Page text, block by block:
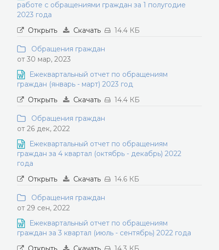
работе с обращениями граждан за 1 полугодие
2023 года
Открыть
Скачать 14.4 КБ
Обращения граждан
от 30 мар, 2023
Ежеквартальный отчет по обращениям
граждан (январь - март) 2023 год
Открыть
Скачать 14.4 КБ
Обращения граждан
от 26 дек, 2022
Ежеквартальный отчет по обращениям
граждан за 4 квартал (октябрь - декабрь) 2022
года
Открыть
Скачать 14.6 КБ
Обращения граждан
от 29 сен, 2022
Ежеквартальный отчет по обращениям
граждан за 3 квартал (июль - сентябрь) 2022 года